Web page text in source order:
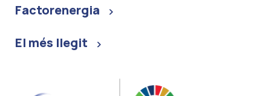
Factorenergia
El més llegit